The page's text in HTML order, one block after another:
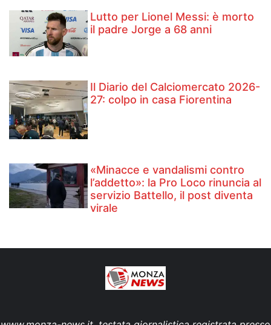
Lutto per Lionel Messi: è morto
il padre Jorge a 68 anni
Il Diario del Calciomercato 2026-
27: colpo in casa Fiorentina
«Minacce e vandalismi contro
l’addetto»: la Pro Loco rinuncia al
servizio Battello, il post diventa
virale